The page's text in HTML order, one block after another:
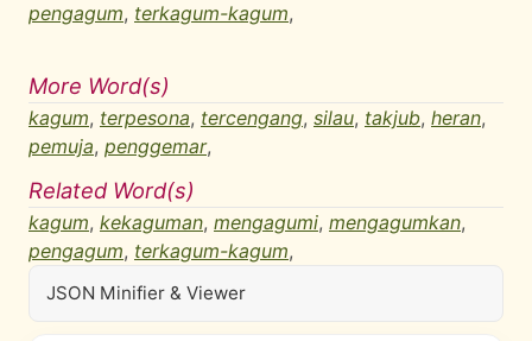
pengagum, terkagum-kagum,
More Word(s)
kagum, terpesona, tercengang, silau, takjub, heran,
pemuja, penggemar,
Related Word(s)
kagum, kekaguman, mengagumi, mengagumkan,
pengagum, terkagum-kagum,
JSON Minifier & Viewer